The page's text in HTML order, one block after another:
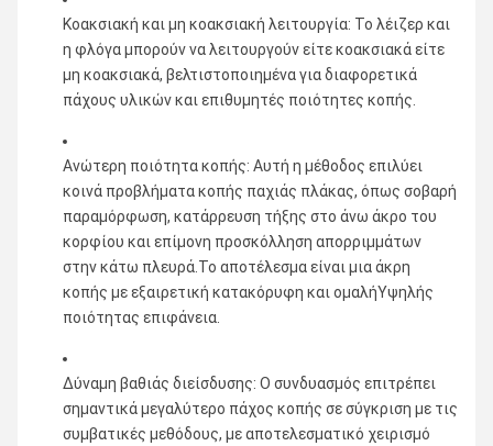
Κοακσιακή και μη κοακσιακή λειτουργία: Το λέιζερ και
η φλόγα μπορούν να λειτουργούν είτε κοακσιακά είτε
μη κοακσιακά, βελτιστοποιημένα για διαφορετικά
πάχους υλικών και επιθυμητές ποιότητες κοπής.
Ανώτερη ποιότητα κοπής: Αυτή η μέθοδος επιλύει
κοινά προβλήματα κοπής παχιάς πλάκας, όπως σοβαρή
παραμόρφωση, κατάρρευση τήξης στο άνω άκρο του
κορφίου και επίμονη προσκόλληση απορριμμάτων
στην κάτω πλευρά.Το αποτέλεσμα είναι μια άκρη
κοπής με εξαιρετική κατακόρυφη και ομαλήΥψηλής
ποιότητας επιφάνεια.
Δύναμη βαθιάς διείσδυσης: Ο συνδυασμός επιτρέπει
σημαντικά μεγαλύτερο πάχος κοπής σε σύγκριση με τις
συμβατικές μεθόδους, με αποτελεσματικό χειρισμό